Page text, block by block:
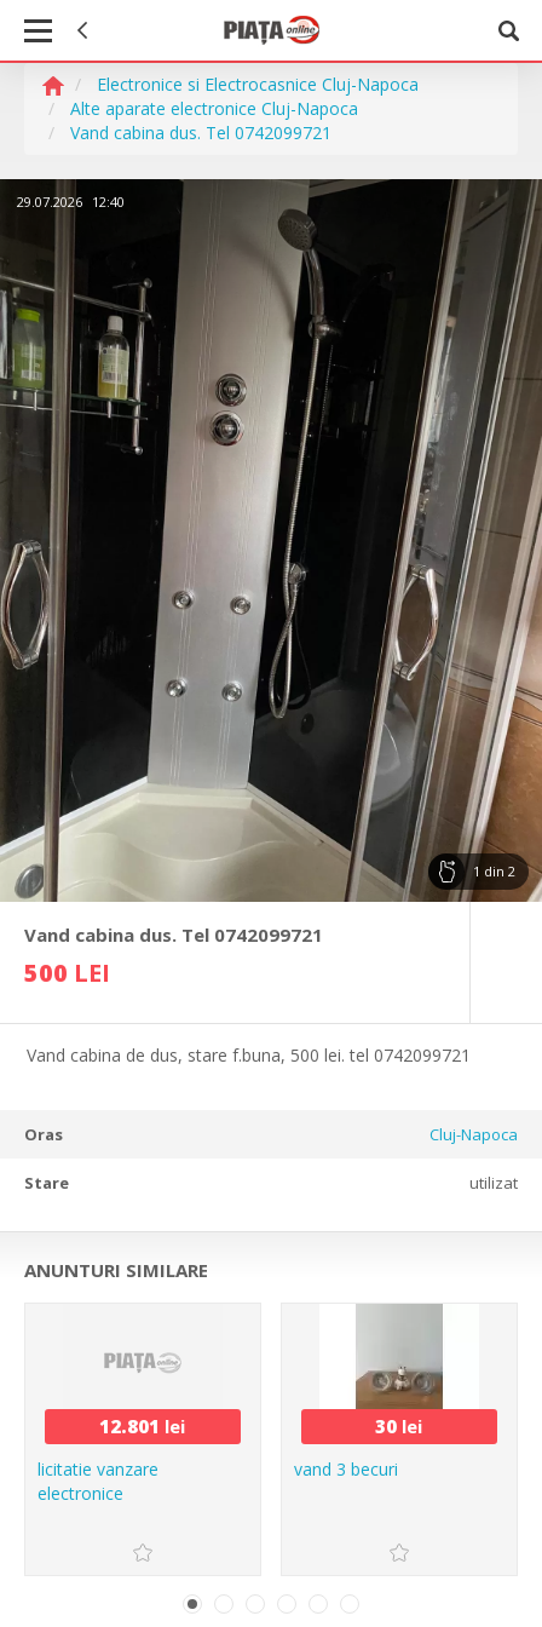
Electronice si Electrocasnice Cluj-Napoca
Alte aparate electronice Cluj-Napoca
Vand cabina dus. Tel 0742099721
29.07.2026 12:40
1 din 2
Vand cabina dus. Tel 0742099721
500 LEI
Vand cabina de dus, stare f.buna, 500 lei. tel 0742099721
Oras Cluj-Napoca
Stare utilizat
ANUNTURI SIMILARE
12.801 lei
licitatie vanzare
electronice
30 lei
vand 3 becuri